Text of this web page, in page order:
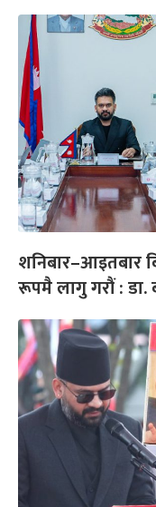
शनिबार–आइतबार
रूपमै लागु गरौं : डा.